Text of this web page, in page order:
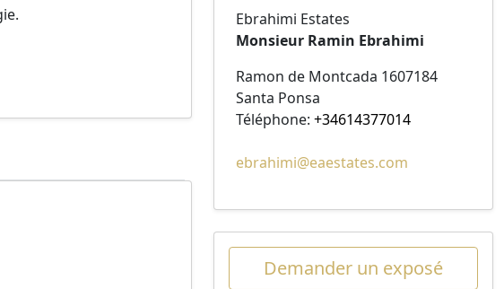
Ebrahimi Estates
Monsieur Ramin Ebrahimi
Ramon de Montcada 1607184
Santa Ponsa
Téléphone: +34614377014
ebrahimi@eaestates.com
Demander un exposé